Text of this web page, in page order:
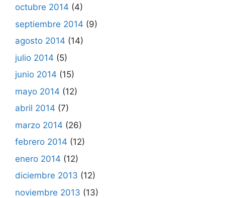
octubre 2014 (4)
septiembre 2014 (9)
agosto 2014 (14)
julio 2014 (5)
junio 2014 (15)
mayo 2014 (12)
abril 2014 (7)
marzo 2014 (26)
febrero 2014 (12)
enero 2014 (12)
diciembre 2013 (12)
noviembre 2013 (13)